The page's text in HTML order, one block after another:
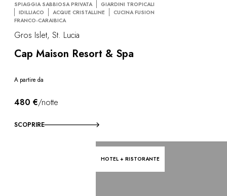
SPIAGGIA SABBIOSA PRIVATA
GIARDINI TROPICALI
IDILLIACO
ACQUE CRISTALLINE
CUCINA FUSION
FRANCO-CARAIBICA
Gros Islet, St. Lucia
Cap Maison Resort & Spa
A partire da
480 €/notte
SCOPRIRE
HOTEL + RISTORANTE